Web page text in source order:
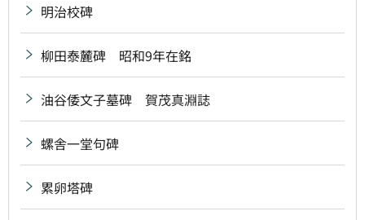
明治校碑
柳田泰麓碑 昭和9年在銘
油谷倭文子墓碑 賀茂真淵誌
螺舎一堂句碑
累卵塔碑